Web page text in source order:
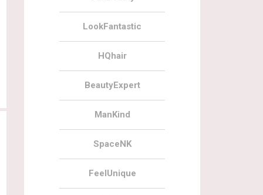
LookFantastic
HQhair
BeautyExpert
ManKind
SpaceNK
FeelUnique